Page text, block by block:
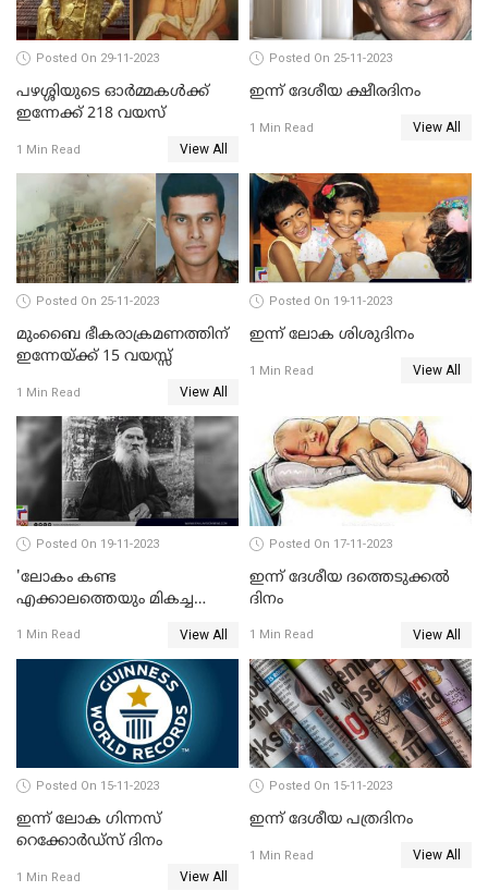
Posted On 29-11-2023
പഴശ്ശിയുടെ ഓര്‍മ്മകള്‍ക്ക്
ഇന്നേക്ക് 218 വയസ്
1 Min Read View All
Posted On 25-11-2023
ഇന്ന് ദേശീയ ക്ഷീരദിനം
1 Min Read View All
Posted On 25-11-2023
മുംബൈ ഭീകരാക്രമണത്തിന്
ഇന്നേയ്ക്ക് 15 വയസ്സ്
1 Min Read View All
Posted On 19-11-2023
ഇന്ന് ലോക ശിശുദിനം
1 Min Read View All
Posted On 19-11-2023
'ലോകം കണ്ട
എക്കാലത്തെയും മികച്ച
ടോള്‍സ്റ്റോയ് ഓര്‍മയായിട്ട്
ഇന്നേക്ക് 113 വര്‍ഷം
1 Min Read View All
Posted On 17-11-2023
ഇന്ന് ദേശീയ ദത്തെടുക്കല്‍
ദിനം
1 Min Read View All
Posted On 15-11-2023
ഇന്ന് ലോക ഗിന്നസ്
റെക്കോര്‍ഡ്‌സ് ദിനം
1 Min Read View All
Posted On 15-11-2023
ഇന്ന് ദേശീയ പത്രദിനം
1 Min Read View All